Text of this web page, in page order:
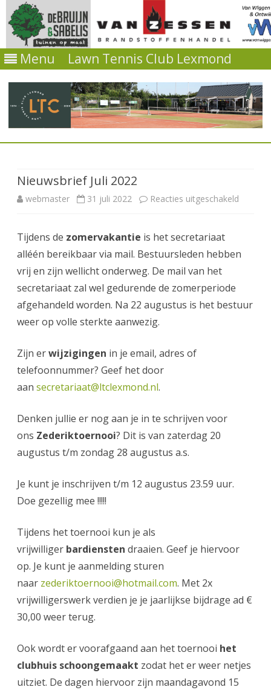
Menu Lawn Tennis Club Lexmond
de
inhoud
Nieuwsbrief Juli 2022
webmaster 31 juli 2022 Reacties uitgeschakeld
2022
Tijdens de zomervakantie is het secretariaat
alléén bereikbaar via mail. Bestuursleden hebben
vrij en zijn wellicht onderweg. De mail van het
secretariaat zal wel gedurende de zomerperiode
afgehandeld worden. Na 22 augustus is het bestuur
weer op volle sterkte aanwezig.
Zijn erwijzigingen in je email, adres of
telefoonnummer? Geef het door
aan secretariaat@ltclexmond.nl.
Denken jullie er nog aan je in te schrijven voor
ons Zederiktoernooi? Dit is van zaterdag 20
augustus t/m zondag 28 augustus a.s.
Je kunt je inschrijven t/m 12 augustus 23.59 uur.
Doe gezellig mee !!!!!
Tijdens het toernooi kun je als
vrijwilliger bardiensten draaien. Geef je hiervoor
op. Je kunt je aanmelding sturen
naar zederiktoernooi@hotmail.com. Met 2x
vrijwilligerswerk verdien je je jaarlijkse bijdrage ad €
30,00 weer terug.
Ook wordt er voorafgaand aan het toernooi het
clubhuis schoongemaakt zodat het er weer netjes
uitziet. De dagen hiervoor zijn maandagavond 15